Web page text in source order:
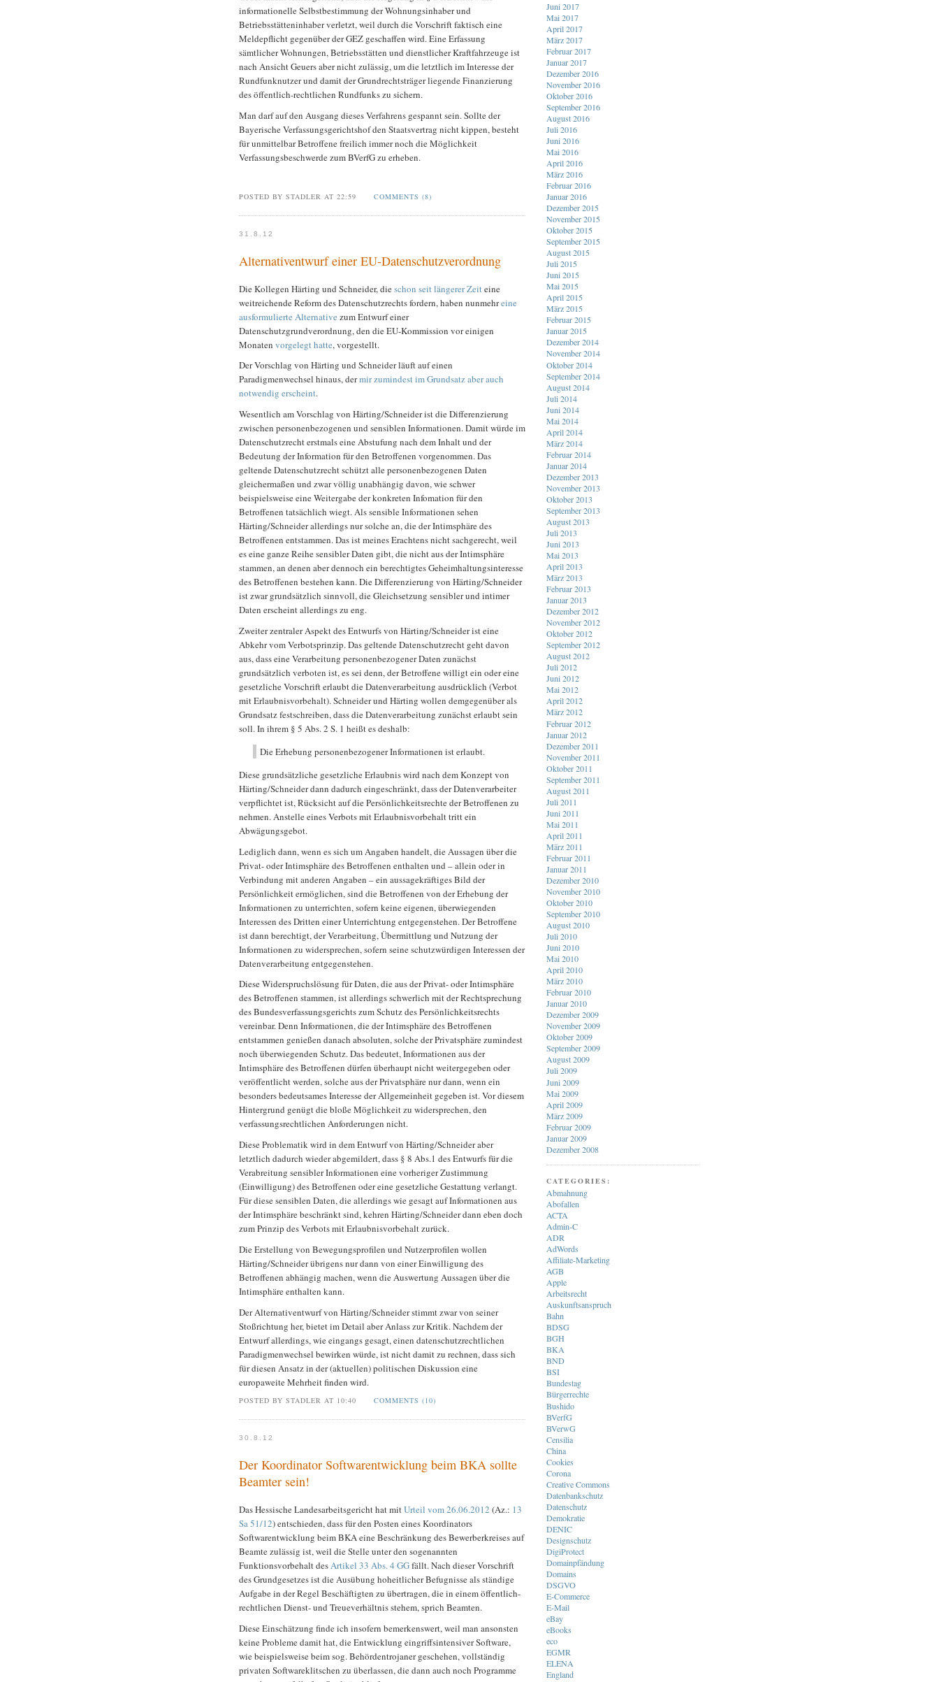
informationelle Selbstbestimmung der Wohnungsinhaber und
Betriebsstätteninhaber verletzt, weil durch die Vorschrift faktisch eine
Meldepflicht gegenüber der GEZ geschaffen wird. Eine Erfassung
sämtlicher Wohnungen, Betriebsstätten und dienstlicher Kraftfahrzeuge ist
nach Ansicht Geuers aber nicht zulässig, um die letztlich im Interesse der
Rundfunknutzer und damit der Grundrechtsträger liegende Finanzierung
des öffentlich-rechtlichen Rundfunks zu sichern.
Man darf auf den Ausgang dieses Verfahrens gespannt sein. Sollte der
Bayerische Verfassungsgerichtshof den Staatsvertrag nicht kippen, besteht
für unmittelbar Betroffene freilich immer noch die Möglichkeit
Verfassungsbeschwerde zum BVerfG zu erheben.
POSTED BY STADLER AT 22:59 COMMENTS (8)
31.8.12
Alternativentwurf einer EU-Datenschutzverordnung
Die Kollegen Härting und Schneider, dieschon seit längerer Zeiteine
weitreichende Reform des Datenschutzrechts fordern, haben nunmehreine
ausformulierte Alternative zum Entwurf einer
Datenschutzgrundverordnung, den die EU-Kommission vor einigen
Monaten vorgelegt hatte, vorgestellt.
Der Vorschlag von Härting und Schneider läuft auf einen
Paradigmenwechsel hinaus, dermir zumindest im Grundsatz aber auch
notwendig erscheint.
Wesentlich am Vorschlag von Härting/Schneider ist die Differenzierung
zwischen personenbezogenen und sensiblen Informationen. Damit würde im
Datenschutzrecht erstmals eine Abstufung nach dem Inhalt und der
Bedeutung der Information für den Betroffenen vorgenommen. Das
geltende Datenschutzrecht schützt alle personenbezogenen Daten
gleichermaßen und zwar völlig unabhängig davon, wie schwer
beispielsweise eine Weitergabe der konkreten Infomation für den
Betroffenen tatsächlich wiegt. Als sensible Informationen sehen
Härting/Schneider allerdings nur solche an, die der Intimsphäre des
Betroffenen entstammen. Das ist meines Erachtens nicht sachgerecht, weil
es eine ganze Reihe sensibler Daten gibt, die nicht aus der Intimsphäre
stammen, an denen aber dennoch ein berechtigtes Geheimhaltungsinteresse
des Betroffenen bestehen kann. Die Differenzierung von Härting/Schneider
ist zwar grundsätzlich sinnvoll, die Gleichsetzung sensibler und intimer
Daten erscheint allerdings zu eng.
Zweiter zentraler Aspekt des Entwurfs von Härting/Schneider ist eine
Abkehr vom Verbotsprinzip. Das geltende Datenschutzrecht geht davon
aus, dass eine Verarbeitung personenbezogener Daten zunächst
grundsätzlich verboten ist, es sei denn, der Betroffene willigt ein oder eine
gesetzliche Vorschrift erlaubt die Datenverarbeitung ausdrücklich (Verbot
mit Erlaubnisvorbehalt). Schneider und Härting wollen demgegenüber als
Grundsatz festschreiben, dass die Datenverarbeitung zunächst erlaubt sein
soll. In ihrem § 5 Abs. 2 S. 1 heißt es deshalb:
Die Erhebung personenbezogener Informationen ist erlaubt.
Diese grundsätzliche gesetzliche Erlaubnis wird nach dem Konzept von
Härting/Schneider dann dadurch eingeschränkt, dass der Datenverarbeiter
verpflichtet ist, Rücksicht auf die Persönlichkeitsrechte der Betroffenen zu
nehmen. Anstelle eines Verbots mit Erlaubnisvorbehalt tritt ein
Abwägungsgebot.
Lediglich dann, wenn es sich um Angaben handelt, die Aussagen über die
Privat- oder Intimsphäre des Betroffenen enthalten und – allein oder in
Verbindung mit anderen Angaben – ein aussagekräftiges Bild der
Persönlichkeit ermöglichen, sind die Betroffenen von der Erhebung der
Informationen zu unterrichten, sofern keine eigenen, überwiegenden
Interessen des Dritten einer Unterrichtung entgegenstehen. Der Betroffene
ist dann berechtigt, der Verarbeitung, Übermittlung und Nutzung der
Informationen zu widersprechen, sofern seine schutzwürdigen Interessen der
Datenverarbeitung entgegenstehen.
Diese Widerspruchslösung für Daten, die aus der Privat- oder Intimsphäre
des Betroffenen stammen, ist allerdings schwerlich mit der Rechtsprechung
des Bundesverfassungsgerichts zum Schutz des Persönlichkeitsrechts
vereinbar. Denn Informationen, die der Intimsphäre des Betroffenen
entstammen genießen danach absoluten, solche der Privatsphäre zumindest
noch überwiegenden Schutz. Das bedeutet, Informationen aus der
Intimsphäre des Betroffenen dürfen überhaupt nicht weitergegeben oder
veröffentlicht werden, solche aus der Privatsphäre nur dann, wenn ein
besonders bedeutsames Interesse der Allgemeinheit gegeben ist. Vor diesem
Hintergrund genügt die bloße Möglichkeit zu widersprechen, den
verfassungsrechtlichen Anforderungen nicht.
Diese Problematik wird in dem Entwurf von Härting/Schneider aber
letztlich dadurch wieder abgemildert, dass § 8 Abs.1 des Entwurfs für die
Verabreitung sensibler Informationen eine vorheriger Zustimmung
(Einwilligung) des Betroffenen oder eine gesetzliche Gestattung verlangt.
Für diese sensiblen Daten, die allerdings wie gesagt auf Informationen aus
der Intimsphäre beschränkt sind, kehren Härting/Schneider dann eben doch
zum Prinzip des Verbots mit Erlaubnisvorbehalt zurück.
Die Erstellung von Bewegungsprofilen und Nutzerprofilen wollen
Härting/Schneider übrigens nur dann von einer Einwilligung des
Betroffenen abhängig machen, wenn die Auswertung Aussagen über die
Intimsphäre enthalten kann.
Der Alternativentwurf von Härting/Schneider stimmt zwar von seiner
Stoßrichtung her, bietet im Detail aber Anlass zur Kritik. Nachdem der
Entwurf allerdings, wie eingangs gesagt, einen datenschutzrechtlichen
Paradigmenwechsel bewirken würde, ist nicht damit zu rechnen, dass sich
für diesen Ansatz in der (aktuellen) politischen Diskussion eine
europaweite Mehrheit finden wird.
POSTED BY STADLER AT 10:40 COMMENTS (10)
30.8.12
Der Koordinator Softwarentwicklung beim BKA sollte
Beamter sein!
Das Hessische Landesarbeitsgericht hat mitUrteil vom 26.06.2012 (Az.: 13
Sa 51/12) entschieden, dass für den Posten eines Koordinators
Softwarentwicklung beim BKA eine Beschränkung des Bewerberkreises auf
Beamte zulässig ist, weil die Stelle unter den sogenannten
Funktionsvorbehalt desArtikel 33 Abs. 4 GGfällt. Nach dieser Vorschrift
des Grundgesetzes ist die Ausübung hoheitlicher Befugnisse als ständige
Aufgabe in der Regel Beschäftigten zu übertragen, die in einem öffentlich-
rechtlichen Dienst- und Treueverhältnis stehem, sprich Beamten.
Diese Einschätzung finde ich insofern bemerkenswert, weil man ansonsten
keine Probleme damit hat, die Entwicklung eingriffsintensiver Software,
wie beispielsweise beim sog. Behördentrojaner geschehen, vollständig
privaten Softwareklitschen zu überlassen, die dann auch noch Programme
Juni 2017
Mai 2017
April 2017
März 2017
Februar 2017
Januar 2017
Dezember 2016
November 2016
Oktober 2016
September 2016
August 2016
Juli 2016
Juni 2016
Mai 2016
April 2016
März 2016
Februar 2016
Januar 2016
Dezember 2015
November 2015
Oktober 2015
September 2015
August 2015
Juli 2015
Juni 2015
Mai 2015
April 2015
März 2015
Februar 2015
Januar 2015
Dezember 2014
November 2014
Oktober 2014
September 2014
August 2014
Juli 2014
Juni 2014
Mai 2014
April 2014
März 2014
Februar 2014
Januar 2014
Dezember 2013
November 2013
Oktober 2013
September 2013
August 2013
Juli 2013
Juni 2013
Mai 2013
April 2013
März 2013
Februar 2013
Januar 2013
Dezember 2012
November 2012
Oktober 2012
September 2012
August 2012
Juli 2012
Juni 2012
Mai 2012
April 2012
März 2012
Februar 2012
Januar 2012
Dezember 2011
November 2011
Oktober 2011
September 2011
August 2011
Juli 2011
Juni 2011
Mai 2011
April 2011
März 2011
Februar 2011
Januar 2011
Dezember 2010
November 2010
Oktober 2010
September 2010
August 2010
Juli 2010
Juni 2010
Mai 2010
April 2010
März 2010
Februar 2010
Januar 2010
Dezember 2009
November 2009
Oktober 2009
September 2009
August 2009
Juli 2009
Juni 2009
Mai 2009
April 2009
März 2009
Februar 2009
Januar 2009
Dezember 2008
CATEGORIES:
Abmahnung
Abofallen
ACTA
Admin-C
ADR
AdWords
Affiliate-Marketing
AGB
Apple
Arbeitsrecht
Auskunftsanspruch
Bahn
BDSG
BGH
BKA
BND
BSI
Bundestag
Bürgerrechte
Bushido
BVerfG
BVerwG
Censilia
China
Cookies
Corona
Creative Commons
Datenbankschutz
Datenschutz
Demokratie
DENIC
Designschutz
DigiProtect
Domainpfändung
Domains
DSGVO
E-Commerce
E-Mail
eBay
eBooks
eco
EGMR
ELENA
England